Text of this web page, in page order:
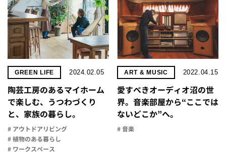
GREEN LIFE 2024.02.05
陶芸工房のあるマイホーム
で楽しむ、うつわづくり
と、家族の暮らし。
# アウトドアリビング
# 植物のある暮らし
# ワークスペース
ART & MUSIC 2022.04.15
愛すべきオーディオ沼の世
界。音楽部屋から“ここでは
ないどこか”へ。
# 音楽